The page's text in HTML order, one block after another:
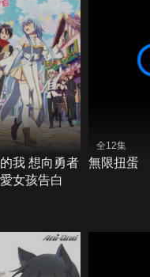
我 想向勇者
女孩告白
全12集
無限扭蛋